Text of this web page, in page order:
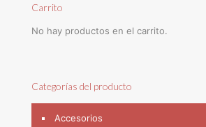
Carrito
No hay productos en el carrito.
Categorías del producto
Accesorios